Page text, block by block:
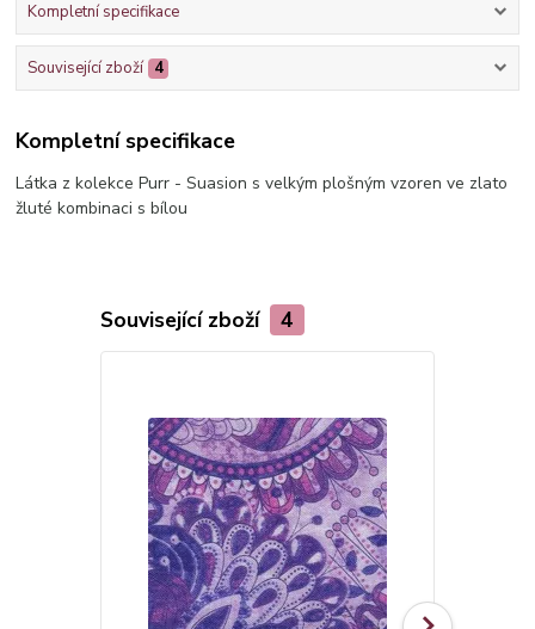
Kompletní specifikace
Související zboží 4
Kompletní specifikace
Látka z kolekce Purr - Suasion s velkým plošným vzoren ve zlato
žluté kombinaci s bílou
Související zboží 4